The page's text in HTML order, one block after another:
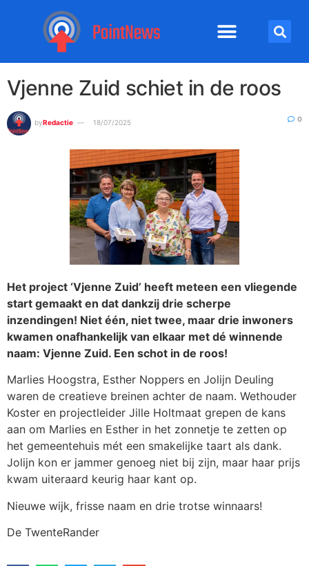
Vjenne Zuid schiet in de roos
byRedactie 18/07/2025 0
Het project ‘Vjenne Zuid’ heeft meteen een vliegende
start gemaakt en dat dankzij drie scherpe
inzendingen! Niet één, niet twee, maar drie inwoners
kwamen onafhankelijk van elkaar met dé winnende
naam: Vjenne Zuid. Een schot in de roos!
Marlies Hoogstra, Esther Noppers en Jolijn Deuling
waren de creatieve breinen achter de naam. Wethouder
Koster en projectleider Jille Holtmaat grepen de kans
aan om Marlies en Esther in het zonnetje te zetten op
het gemeentehuis mét een smakelijke taart als dank.
Jolijn kon er jammer genoeg niet bij zijn, maar haar prijs
kwam uiteraard keurig haar kant op.
Nieuwe wijk, frisse naam en drie trotse winnaars!
De TwenteRander